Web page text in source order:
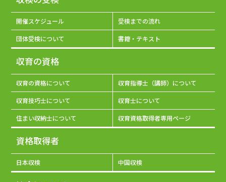
開催スケジュール 受検までの流れ
団体受検について 書籍・テキスト
収育の資格
収育の資格について 収育指導士（講師）について
収育技巧士について 収育士について
住まい収納士について 収育資格取得者専用ページ
資格取得者
日本収検 中国収検